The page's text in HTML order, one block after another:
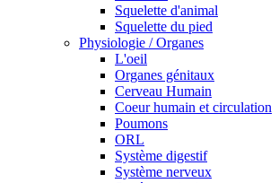
Squelette d'animal
Squelette du pied
Physiologie / Organes
L'oeil
Organes génitaux
Cerveau Humain
Coeur humain et circulation
Poumons
ORL
Système digestif
Système nerveux